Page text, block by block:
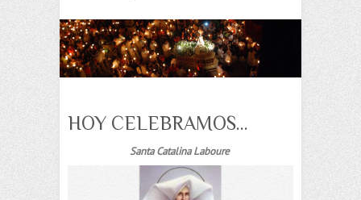
HOY CELEBRAMOS…
Santa Catalina Laboure